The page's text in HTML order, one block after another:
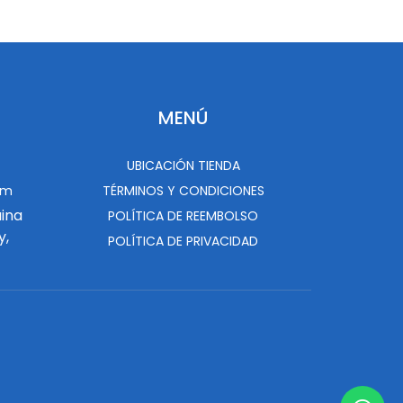
MENÚ
UBICACIÓN TIENDA
TÉRMINOS Y CONDICIONES
POLÍTICA DE REEMBOLSO
POLÍTICA DE PRIVACIDAD